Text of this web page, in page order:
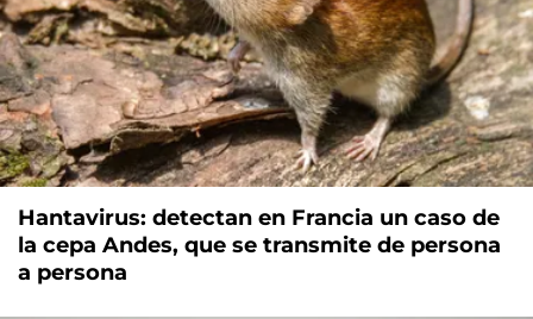
Hantavirus: detectan en Francia un caso de
la cepa Andes, que se transmite de persona
a persona